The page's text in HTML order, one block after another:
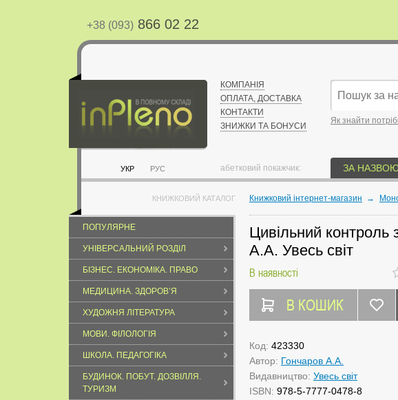
+38 (093) 866 02 22
УКР РУС
КОМПАНІЯ
ОПЛАТА, ДОСТАВКА
КОНТАКТИ
ЗНИЖКИ ТА БОНУСИ
Як знайти
абетковий покажчик: ЗА
КНИЖКОВИЙ КАТАЛОГ
ПОПУЛЯРНЕ
УНІВЕРСАЛЬНИЙ РОЗДІЛ
БІЗНЕС. ЕКОНОМІКА. ПРАВО
МЕДИЦИНА. ЗДОРОВ’Я
ХУДОЖНЯ ЛІТЕРАТУРА
МОВИ. ФІЛОЛОГІЯ
ШКОЛА. ПЕДАГОГІКА
БУДИНОК. ПОБУТ. ДОЗВІЛЛЯ.
ТУРИЗМ
Книжковий інтернет-магазин →
Цивільний контроль
А.А. Увесь світ
В наявності
В КОШИК
Код: 423330
Автор: Гончаров А.А.
Видавництво: Увесь світ
ISBN: 978-5-7777-0478-8